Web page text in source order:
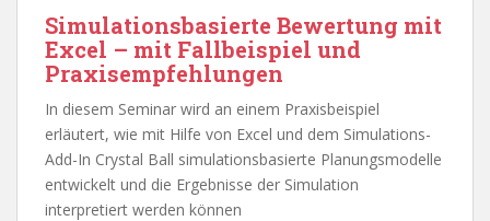
Simulationsbasierte Bewertung mit
Excel – mit Fallbeispiel und
Praxisempfehlungen
In diesem Seminar wird an einem Praxisbeispiel
erläutert, wie mit Hilfe von Excel und dem Simulations-
Add-In Crystal Ball simulationsbasierte Planungsmodelle
entwickelt und die Ergebnisse der Simulation
interpretiert werden können